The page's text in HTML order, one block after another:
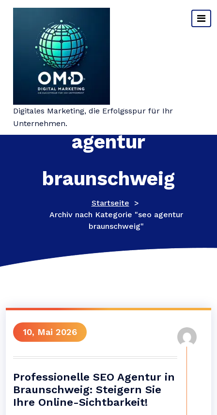
Digitales Marketing, die Erfolgsspur für Ihr
Unternehmen.
Kategorie-Archiv: seo
agentur
braunschweig
Startseite >
Archiv nach Kategorie "seo agentur
braunschweig"
10, Mai 2026
Professionelle SEO Agentur in
Braunschweig: Steigern Sie
Ihre Online-Sichtbarkeit!